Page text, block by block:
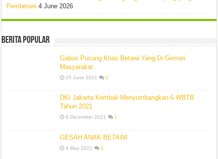
Pemberani 4 June 2026
Berita Popular
Gabus Pucung Khas Betawi Yang Di Gemari
Masyarakat
25 June 2021 2
DKI Jakarta Kembali Menyumbangkan 6 WBTB
Tahun 2021
8 December 2021 1
GESAH ANAK BETAWI
4 May 2022 1